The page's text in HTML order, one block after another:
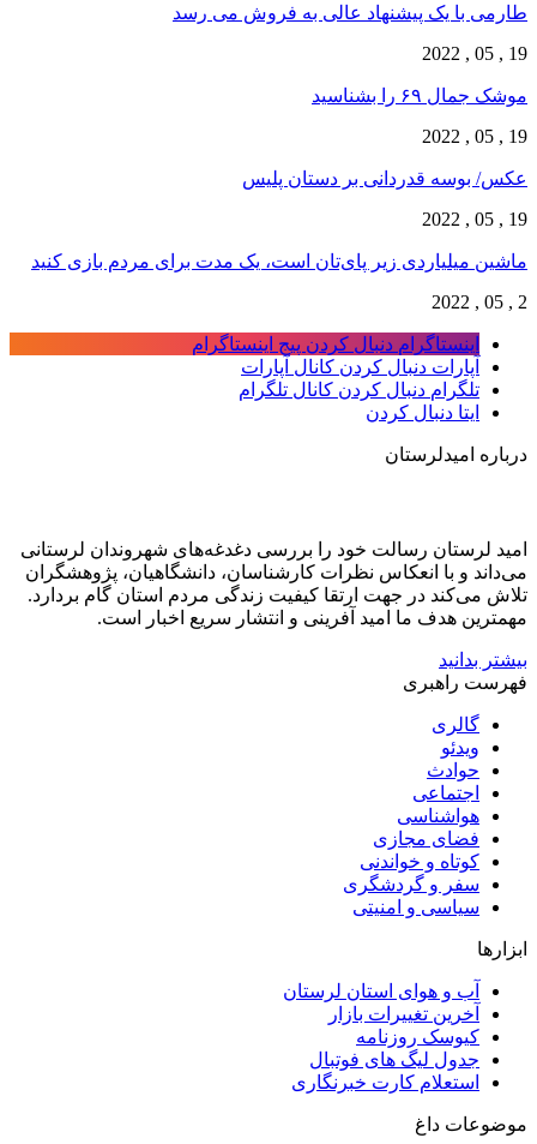
طارمی با یک پیشنهاد عالی به فروش می رسد
19 , 05 , 2022
موشک جمال ۶۹ را بشناسید
19 , 05 , 2022
عکس/ بوسه قدردانی بر دستان پلیس
19 , 05 , 2022
ماشین میلیاردی زیر پای‌تان است، یک مدت برای مردم بازی کنید
2 , 05 , 2022
اینستاگرام دنبال کردن پیج اینستاگرام
آپارات دنبال کردن کانال آپارات
تلگرام دنبال کردن کانال تلگرام
ایتا دنبال کردن
درباره امیدلرستان
امید لرستان رسالت خود را بررسی دغدغه‌های شهروندان لرستانی
می‌داند و با انعکاس نظرات کارشناسان، دانشگاهیان، پژوهشگران
تلاش می‌کند در جهت ارتقا کیفیت زندگی مردم استان گام بردارد.
مهمترین هدف ما امید آفرینی و انتشار سریع اخبار است.
بیشتر بدانید
فهرست راهبری
گالری
ویدئو
حوادث
اجتماعی
هواشناسی
فضای مجازی
کوتاه و خواندنی
سفر و گردشگری
سیاسی و امنیتی
ابزارها
آب و هوای استان لرستان
آخرین تغییرات بازار
کیوسک روزنامه
جدول لیگ های فوتبال
استعلام کارت خبرنگاری
موضوعات داغ